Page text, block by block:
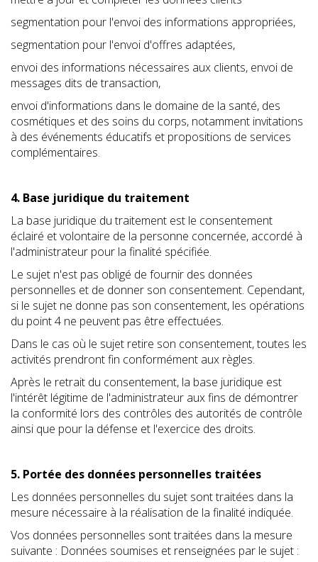
segmentation pour l'envoi des informations appropriées,
segmentation pour l'envoi d'offres adaptées,
envoi des informations nécessaires aux clients, envoi de
messages dits de transaction,
envoi d'informations dans le domaine de la santé, des
cosmétiques et des soins du corps, notamment invitations
à des événements éducatifs et propositions de services
complémentaires.
4. Base juridique du traitement
La base juridique du traitement est le consentement
éclairé et volontaire de la personne concernée, accordé à
l'administrateur pour la finalité spécifiée.
Le sujet n'est pas obligé de fournir des données
personnelles et de donner son consentement. Cependant,
si le sujet ne donne pas son consentement, les opérations
du point 4 ne peuvent pas être effectuées.
Dans le cas où le sujet retire son consentement, toutes les
activités prendront fin conformément aux règles.
Après le retrait du consentement, la base juridique est
l'intérêt légitime de l'administrateur aux fins de démontrer
la conformité lors des contrôles des autorités de contrôle
ainsi que pour la défense et l'exercice des droits.
5. Portée des données personnelles traitées
Les données personnelles du sujet sont traitées dans la
mesure nécessaire à la réalisation de la finalité indiquée.
Vos données personnelles sont traitées dans la mesure
suivante : Données soumises et renseignées par le sujet :